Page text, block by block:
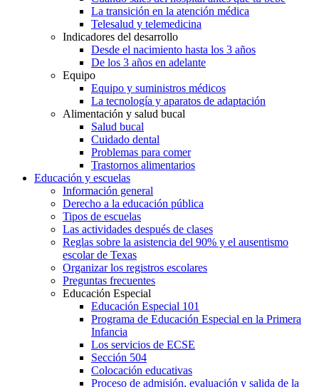
La transición en la atención médica
Telesalud y telemedicina
Indicadores del desarrollo
Desde el nacimiento hasta los 3 años
De los 3 años en adelante
Equipo
Equipo y suministros médicos
La tecnología y aparatos de adaptación
Alimentación y salud bucal
Salud bucal
Cuidado dental
Problemas para comer
Trastornos alimentarios
Educación y escuelas
Información general
Derecho a la educación pública
Tipos de escuelas
Las actividades después de clases
Reglas sobre la asistencia del 90% y el ausentismo
escolar de Texas
Organizar los registros escolares
Preguntas frecuentes
Educación Especial
Educación Especial 101
Programa de Educación Especial en la Primera
Infancia
Los servicios de ECSE
Sección 504
Colocación educativas
Proceso de admisión, evaluación y salida de la